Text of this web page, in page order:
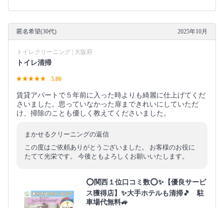
匿名希望(30代) 2025年10月
トイレクリーニング | 大阪府
トイレ清掃
5.00
賃貸アパートで５年前に入った時よりも綺麗に仕上げてくだ
さいました。思っていなかった扉まできれいにしていただ
け、掃除のことも優しく教えてくださいました。
まかせるクリーニングの返信
この度はご依頼ありがとうございました。 お客様のお役に
たてて光栄です。 今後ともよろしくお願いいたします。
⭕関西１位口コミ数⭕✨【優良サービ
ス獲得店】✨大手ホテルも清掃🎵 駐
車場代無料🚙